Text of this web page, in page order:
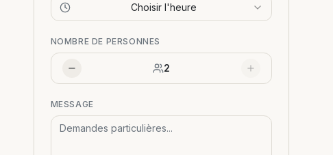
Choisir l'heure
NOMBRE DE PERSONNES
2
MESSAGE